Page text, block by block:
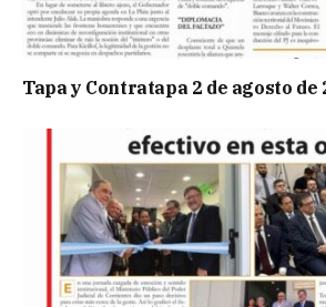
Tapa y Contratapa 2 de agosto de